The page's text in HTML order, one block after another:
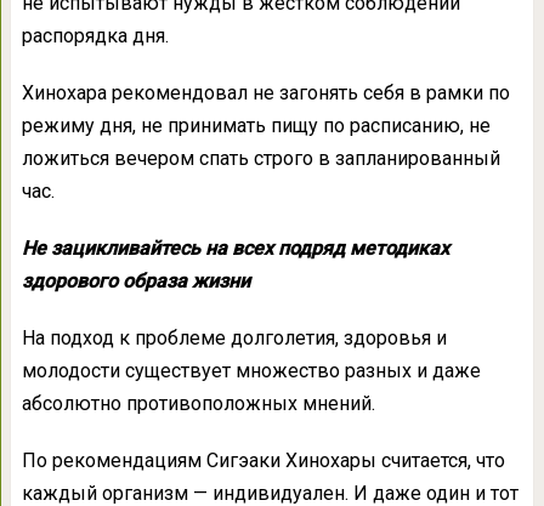
распорядка дня.
Хинохара рекомендовал не загонять себя в рамки по
режиму дня, не принимать пищу по расписанию, не
ложиться вечером спать строго в запланированный
час.
Не зацикливайтесь на всех подряд методиках
здорового образа жизни
На подход к проблеме долголетия, здоровья и
молодости существует множество разных и даже
абсолютно противоположных мнений.
По рекомендациям Сигэаки Хинохары считается, что
каждый организм — индивидуален. И даже один и тот